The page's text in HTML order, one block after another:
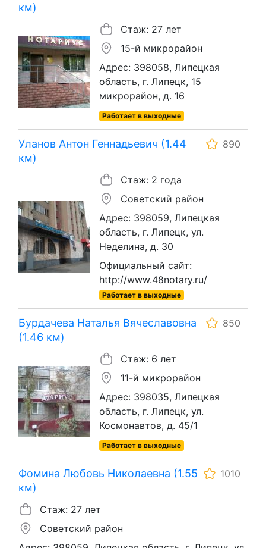
км)
Стаж: 27 лет
15-й микрорайон
Адрес: 398058, Липецкая
область, г. Липецк, 15
микрорайон, д. 16
Работает в выходные
Уланов Антон Геннадьевич (1.44
км)
890
Стаж: 2 года
Советский район
Адрес: 398059, Липецкая
область, г. Липецк, ул.
Неделина, д. 30
Официальный сайт:
http://www.48notary.ru/
Работает в выходные
Бурдачева Наталья Вячеславовна
(1.46 км)
850
Стаж: 6 лет
11-й микрорайон
Адрес: 398035, Липецкая
область, г. Липецк, ул.
Космонавтов, д. 45/1
Работает в выходные
Фомина Любовь Николаевна (1.55
км)
1010
Стаж: 27 лет
Советский район